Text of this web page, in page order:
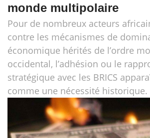
monde multipolaire
Pour de nombreux acteurs
contre les mécanismes de
économique hérités de l’ordre
occidental, l’adhésion ou le
stratégique avec les BRICS
comme une nécessité historique.